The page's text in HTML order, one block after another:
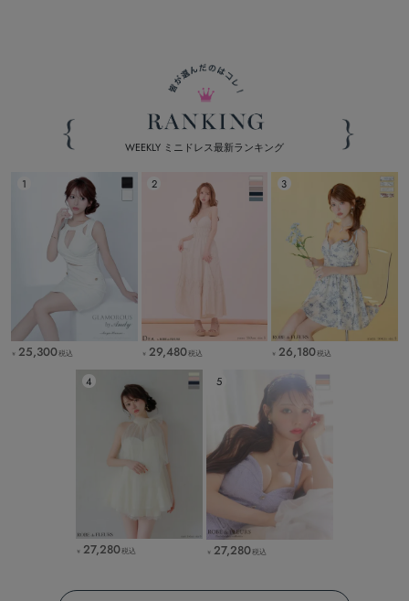
WEEKLY ミニドレス最新ランキング
￥ 25,300税込 ￥ 29,480税込 ￥ 26,180税込
￥ 27,280税込 ￥ 27,280税込